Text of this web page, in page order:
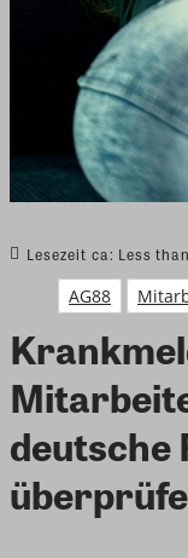
Lesezeit ca: Less
AG88